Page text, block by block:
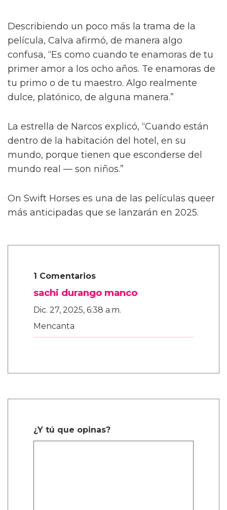
Describiendo un poco más la trama de la
película, Calva afirmó, de manera algo
confusa, “Es como cuando te enamoras de tu
primer amor a los ocho años. Te enamoras de
tu primo o de tu maestro. Algo realmente
dulce, platónico, de alguna manera.”
La estrella de Narcos explicó, “Cuando están
dentro de la habitación del hotel, en su
mundo, porque tienen que esconderse del
mundo real — son niños.”
On Swift Horses es una de las películas queer
más anticipadas que se lanzarán en 2025.
1 Comentarios
sachi durango manco
Dic. 27, 2025, 6:38 a.m.
Mencanta
¿Y tú que opinas?